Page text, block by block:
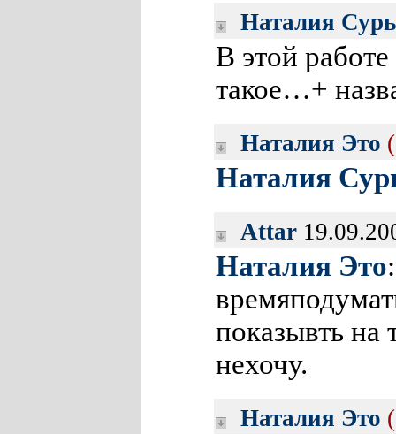
Наталия
В этой
такое…+
Наталия Это
Наталия
Attar
Наталия Это
показывть на
нехочу.
Наталия Это